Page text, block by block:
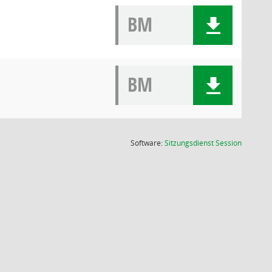
BM
BM
Software:SitzungsdienstSession(Wird in